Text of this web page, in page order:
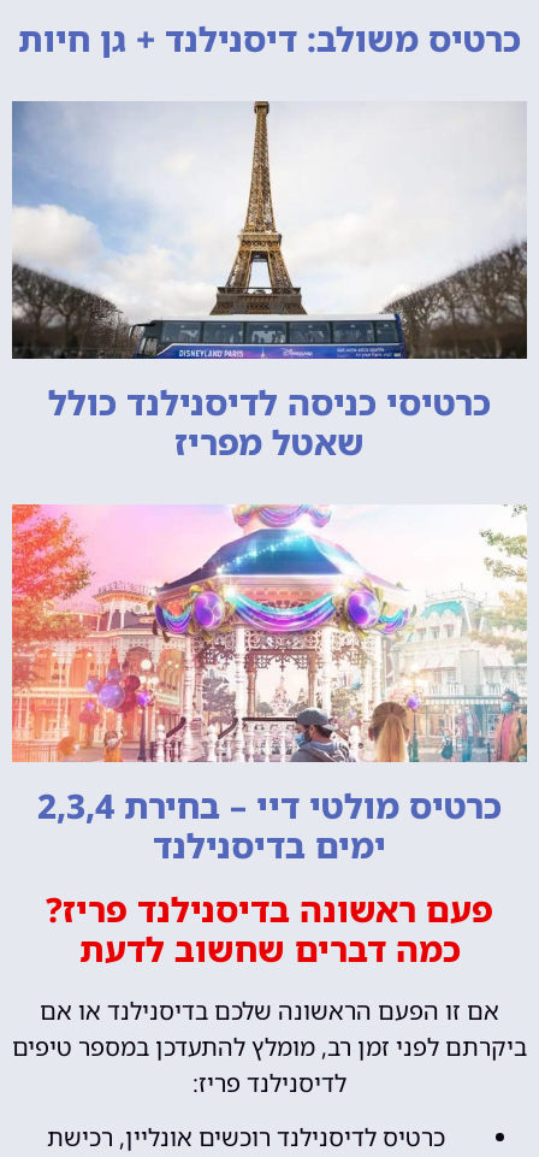
כרטיס משולב: דיסנילנד + גן חיות
כרטיסי כניסה לדיסנילנד כולל
שאטל מפריז
כרטיס מולטי דיי – בחירת 2,3,4
ימים בדיסנילנד
פעם ראשונה בדיסנילנד פריז?
כמה דברים שחשוב לדעת
אם זו הפעם הראשונה שלכם בדיסנילנד או אם
ביקרתם לפני זמן רב, מומלץ להתעדכן במספר טיפים
לדיסנילנד פריז:
כרטיס לדיסנילנד רוכשים אונליין, רכישת